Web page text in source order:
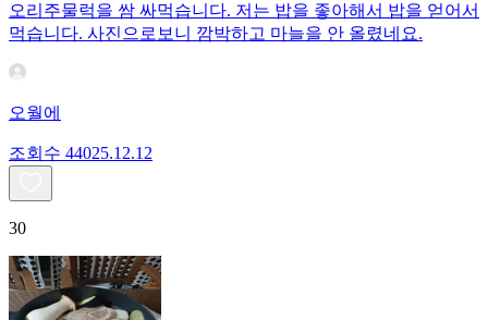
오리주물럭을 쌈 싸먹습니다. 저는 밥을 좋아해서 밥을 얻어서
먹습니다. 사진으로보니 깜박하고 마늘을 안 올렸네요.
오월에
조회수 44025.12.12
30